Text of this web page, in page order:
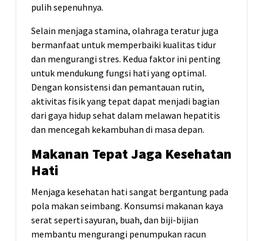
pulih sepenuhnya.
Selain menjaga stamina, olahraga teratur juga
bermanfaat untuk memperbaiki kualitas tidur
dan mengurangi stres. Kedua faktor ini penting
untuk mendukung fungsi hati yang optimal.
Dengan konsistensi dan pemantauan rutin,
aktivitas fisik yang tepat dapat menjadi bagian
dari gaya hidup sehat dalam melawan hepatitis
dan mencegah kekambuhan di masa depan.
Makanan Tepat Jaga Kesehatan
Hati
Menjaga kesehatan hati sangat bergantung pada
pola makan seimbang. Konsumsi makanan kaya
serat seperti sayuran, buah, dan biji-bijian
membantu mengurangi penumpukan racun